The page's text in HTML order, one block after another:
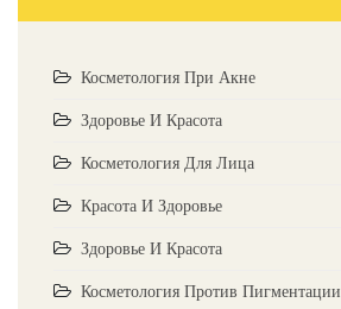
Косметология При Акне
Здоровье И Красота
Косметология Для Лица
Красота И Здоровье
Здоровье И Красота
Косметология Против Пигментации